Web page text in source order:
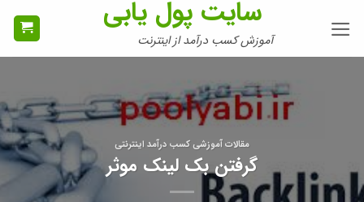
سایت پول یابی
آموزش کسب درآمد از اینترنت
مقالات آموزشی کسب درآمد اینترنتی
گرفتن بک لینک موثر